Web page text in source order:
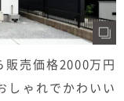
売価格2000万円
しゃれでかわいい